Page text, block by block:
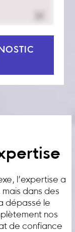
l’expertise a
dans des
dépassé le
nos
de confiance